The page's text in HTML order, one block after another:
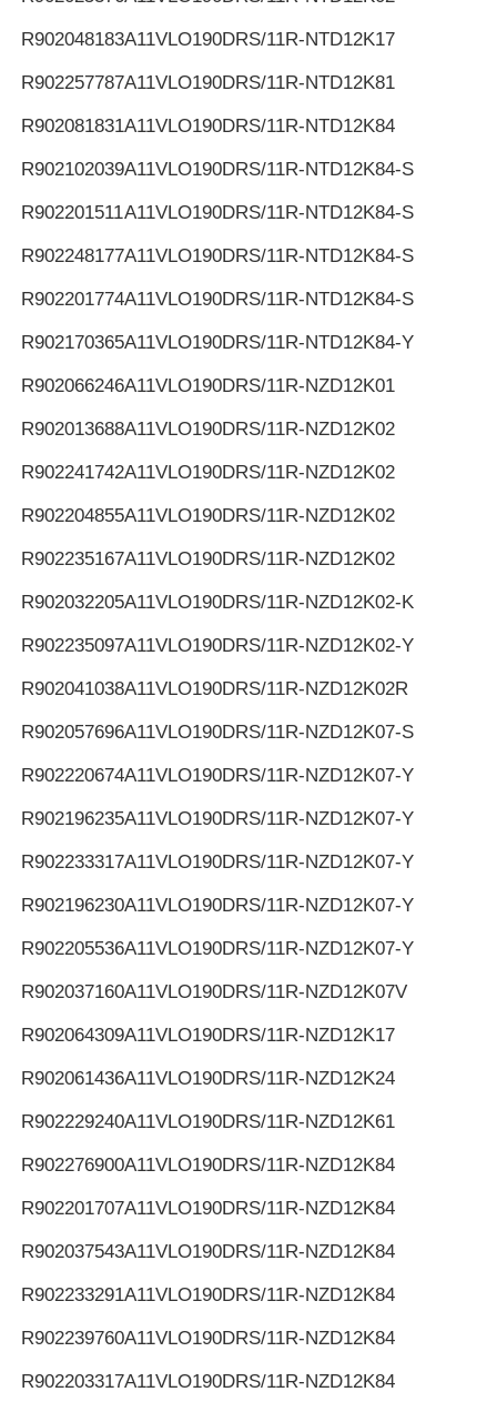
R902048183A11VLO190DRS/11R-NTD12K17
R902257787A11VLO190DRS/11R-NTD12K81
R902081831A11VLO190DRS/11R-NTD12K84
R902102039A11VLO190DRS/11R-NTD12K84-S
R902201511A11VLO190DRS/11R-NTD12K84-S
R902248177A11VLO190DRS/11R-NTD12K84-S
R902201774A11VLO190DRS/11R-NTD12K84-S
R902170365A11VLO190DRS/11R-NTD12K84-Y
R902066246A11VLO190DRS/11R-NZD12K01
R902013688A11VLO190DRS/11R-NZD12K02
R902241742A11VLO190DRS/11R-NZD12K02
R902204855A11VLO190DRS/11R-NZD12K02
R902235167A11VLO190DRS/11R-NZD12K02
R902032205A11VLO190DRS/11R-NZD12K02-K
R902235097A11VLO190DRS/11R-NZD12K02-Y
R902041038A11VLO190DRS/11R-NZD12K02R
R902057696A11VLO190DRS/11R-NZD12K07-S
R902220674A11VLO190DRS/11R-NZD12K07-Y
R902196235A11VLO190DRS/11R-NZD12K07-Y
R902233317A11VLO190DRS/11R-NZD12K07-Y
R902196230A11VLO190DRS/11R-NZD12K07-Y
R902205536A11VLO190DRS/11R-NZD12K07-Y
R902037160A11VLO190DRS/11R-NZD12K07V
R902064309A11VLO190DRS/11R-NZD12K17
R902061436A11VLO190DRS/11R-NZD12K24
R902229240A11VLO190DRS/11R-NZD12K61
R902276900A11VLO190DRS/11R-NZD12K84
R902201707A11VLO190DRS/11R-NZD12K84
R902037543A11VLO190DRS/11R-NZD12K84
R902233291A11VLO190DRS/11R-NZD12K84
R902239760A11VLO190DRS/11R-NZD12K84
R902203317A11VLO190DRS/11R-NZD12K84